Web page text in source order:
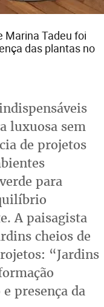
Marina Tadeu foi
das plantas no
luxuosa sem
de projetos
para
A paisagista
cheios de
“Jardins
presença da